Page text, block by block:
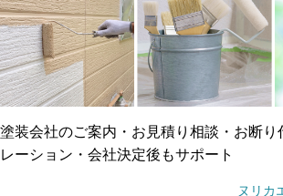
ご近所トラブルに
賠償保険
防水工事
塗装会社のご案内・お見積り相談・お断り
レーション・会社決定後もサポート
ヌリカ